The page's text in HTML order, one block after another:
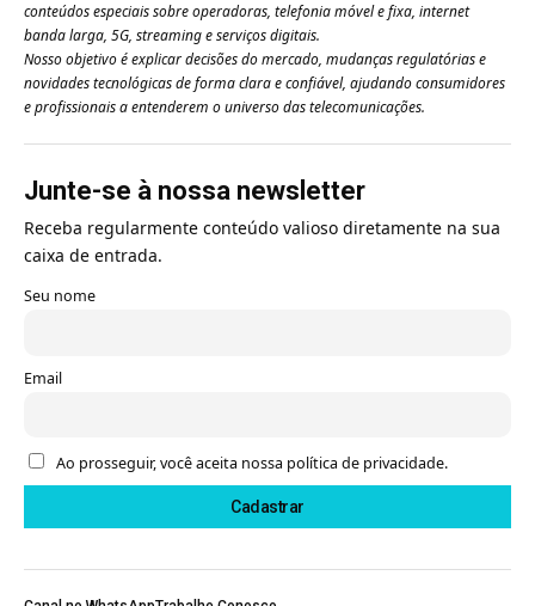
conteúdos especiais sobre operadoras, telefonia móvel e fixa, internet
banda larga, 5G, streaming e serviços digitais.
Nosso objetivo é explicar decisões do mercado, mudanças regulatórias e
novidades tecnológicas de forma clara e confiável, ajudando consumidores
e profissionais a entenderem o universo das telecomunicações.
Junte-se à nossa newsletter
Receba regularmente conteúdo valioso diretamente na sua
caixa de entrada.
Seu nome
Email
Ao prosseguir, você aceita nossa política de privacidade.